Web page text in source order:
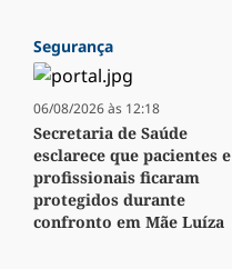
Segurança
06/08/2026 às 12:18
Secretaria de Saúde
esclarece que pacientes e
profissionais ficaram
protegidos durante
confronto em Mãe Luíza